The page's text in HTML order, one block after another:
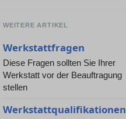
WEITERE ARTIKEL
Werkstattfragen
Diese Fragen sollten Sie Ihrer
Werkstatt vor der Beauftragung
stellen
Werkstattqualifikationen